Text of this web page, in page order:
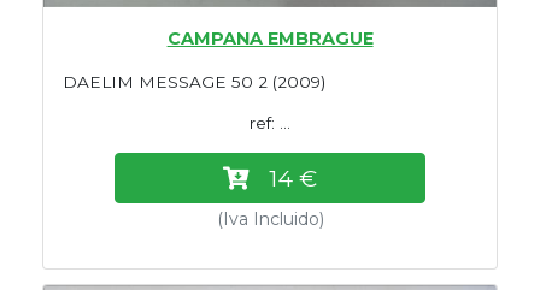
CAMPANA EMBRAGUE
DAELIM MESSAGE 50 2 (2009)
ref: ...
14 €
(Iva Incluido)